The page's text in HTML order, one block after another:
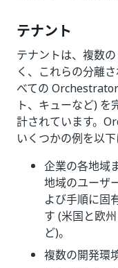
テナント
テナントは、複数
く、これらの分離
べての
ト、キューなど)
計されています。
いくつかの例を以下
企業の各地域
地域のユーザ
よび手順に固
す (米国と欧
ど)。
複数の開発環